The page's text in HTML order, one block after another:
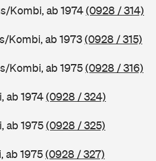
Kombi, ab 1974(0928 / 314)
Kombi, ab 1973(0928 / 315)
Kombi, ab 1975(0928 / 316)
ab 1974(0928 / 324)
ab 1975(0928 / 325)
ab 1975(0928 / 327)